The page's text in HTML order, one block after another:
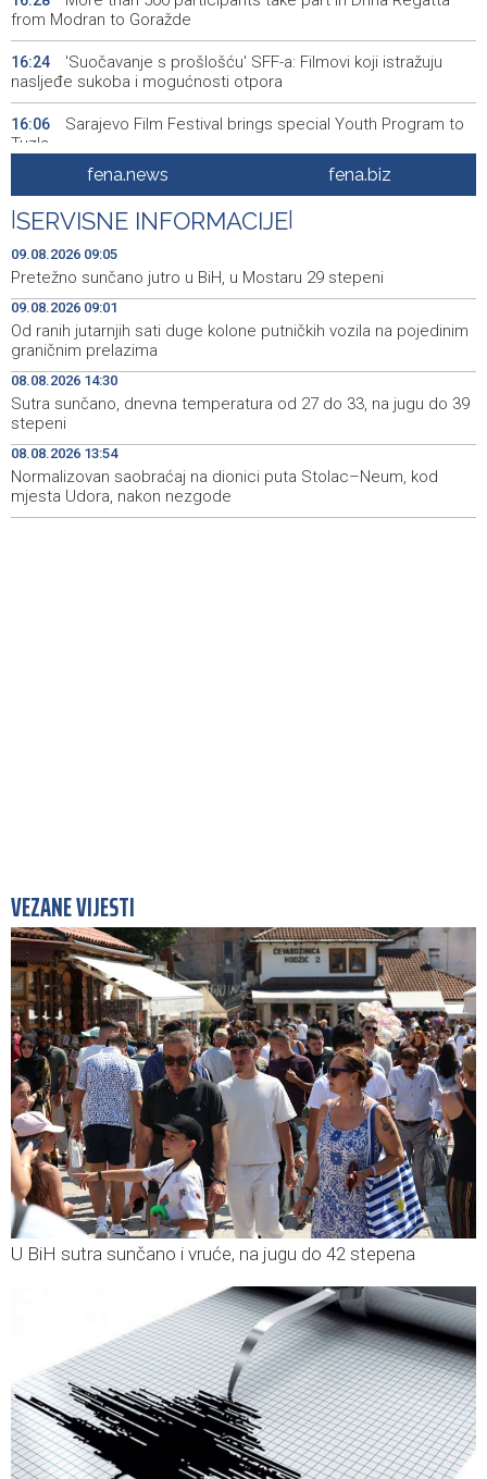
from Modran to Goražde
16:24
'Suočavanje s prošlošću' SFF-a: Filmovi koji istražuju
nasljeđe sukoba i mogućnosti otpora
16:06
Sarajevo Film Festival brings special Youth Program to
Tuzla
Posuški turnir 'Kamen, krš i maslina' potvrdio svoj ugled,
Kukoč ponovno na Topali
15:40 Priopćenje za javnost HDZ 1990
Pentagon pozvao američke odbrambene firme da
ubrzaju proizvodnju oružja usred iscrpljenih zaliha
14:39
Svečano otvoren 26. Cazin Grand Prix, staza 'Krajiška
zmija' ponovo okupila ljubitelje motosporta
13:20
Mostar Jazz Fest 2026. od 23. do 25. kolovoza donosi
tri večeri vrhunske glazbe
12:21 Izraelske snage izvode nova rušenja u južnom Libanu
fena.news fena.biz
SERVISNE INFORMACIJE
09.08.2026 09:05
Pretežno sunčano jutro u BiH, u Mostaru 29 stepeni
09.08.2026 09:01
Od ranih jutarnjih sati duge kolone putničkih vozila na pojedinim
graničnim prelazima
08.08.2026 14:30
Sutra sunčano, dnevna temperatura od 27 do 33, na jugu do 39
stepeni
08.08.2026 13:54
Normalizovan saobraćaj na dionici puta Stolac–Neum, kod
mjesta Udora, nakon nezgode
VEZANE VIJESTI
U BiH sutra sunčano i vruće, na jugu do 42 stepena